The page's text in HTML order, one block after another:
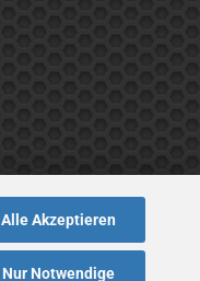
Alle Akzeptieren
Nur Notwendige